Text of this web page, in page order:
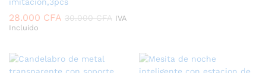
28.000 CFA 30.000CFA IVA
Incluido